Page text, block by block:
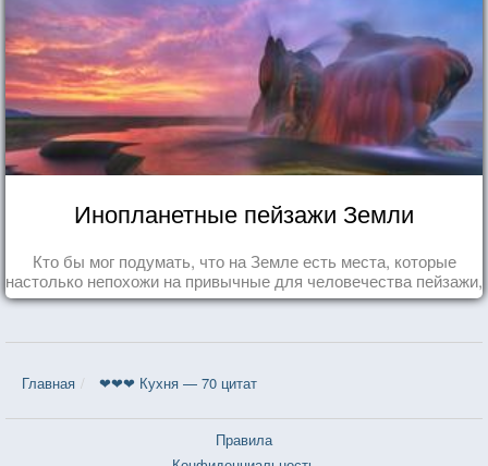
Инопланетные пейзажи Земли
Кто бы мог подумать, что на Земле есть места, которые
настолько непохожи на привычные для человечества пейзажи,
что кажутся и вовсе инопланетными!
Главная ❤❤❤ Кухня — 70 цитат
Правила